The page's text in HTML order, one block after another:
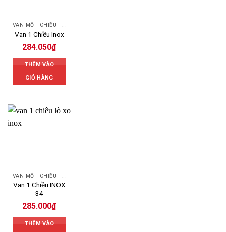
VAN MỘT CHIỀU - SWING CHECK VALVE
Van 1 Chiều Inox
284.050₫
THÊM VÀO
GIỎ HÀNG
Van 1 Chiều INOX
34
285.000₫
THÊM VÀO